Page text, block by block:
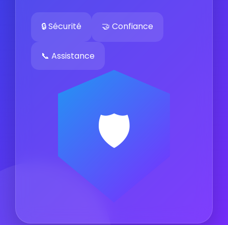
🔒 Sécurité 🤝 Confiance
📞 Assistance
🛡